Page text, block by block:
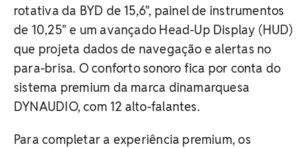
rotativa da BYD de 15,6", painel de instrumentos
de 10,25" e um avançado Head-Up Display (HUD)
que projeta dados de navegação e alertas no
para-brisa. O conforto sonoro fica por conta do
sistema premium da marca dinamarquesa
DYNAUDIO, com 12 alto-falantes.
Para completar a experiência premium, os